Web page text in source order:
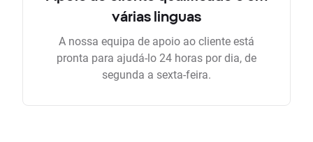
várias linguas
A nossa equipa de apoio ao cliente está
pronta para ajudá-lo 24 horas por dia, de
segunda a sexta-feira.